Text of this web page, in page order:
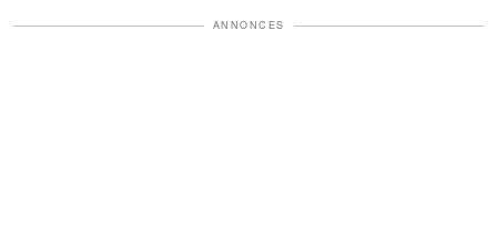
ANNONCES